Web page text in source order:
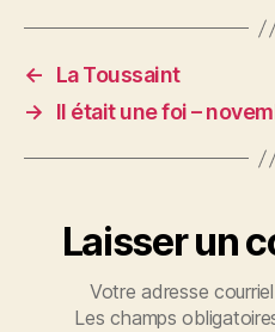
←
La Toussaint
→
Il était une foi –
Laisser un
Votre adresse
Les champs